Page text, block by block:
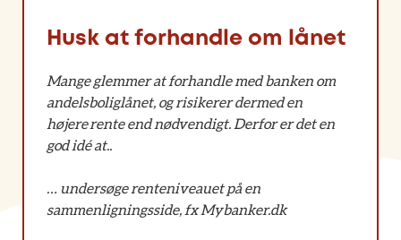
Husk at forhandle om lånet
Mange glemmer at forhandle med banken om
andelsboliglånet, og risikerer dermed en
højere rente end nødvendigt. Derfor er det en
god idé at..
… undersøge renteniveauet på en
sammenligningsside, fx Mybanker.dk